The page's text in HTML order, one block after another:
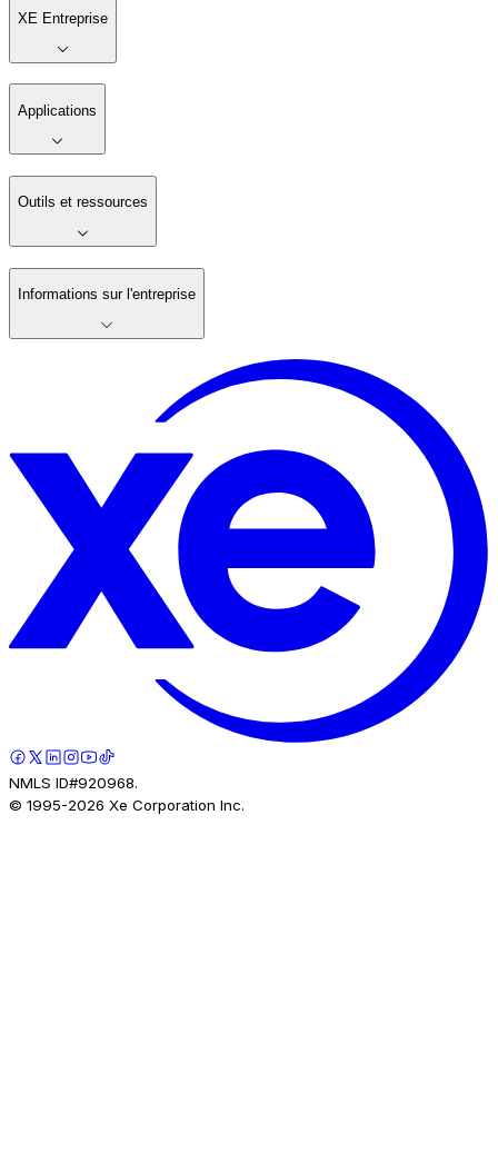
XE Entreprise
Applications
Outils et ressources
Informations sur l'entreprise
NMLS ID#920968.
© 1995-2026 Xe Corporation Inc.